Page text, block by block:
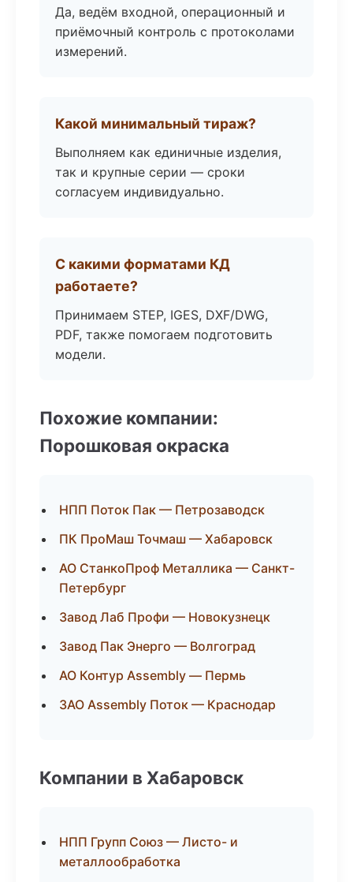
Да, ведём входной, операционный и
приёмочный контроль с протоколами
измерений.
Какой минимальный тираж?
Выполняем как единичные изделия,
так и крупные серии — сроки
согласуем индивидуально.
С какими форматами КД
работаете?
Принимаем STEP, IGES, DXF/DWG,
PDF, также помогаем подготовить
модели.
Похожие компании:
Порошковая окраска
НПП Поток Пак — Петрозаводск
ПК ПроМаш Точмаш — Хабаровск
АО СтанкоПроф Металлика — Санкт-
Петербург
Завод Лаб Профи — Новокузнецк
Завод Пак Энерго — Волгоград
АО Контур Assembly — Пермь
ЗАО Assembly Поток — Краснодар
Компании в Хабаровск
НПП Групп Союз — Листо- и
металлообработка